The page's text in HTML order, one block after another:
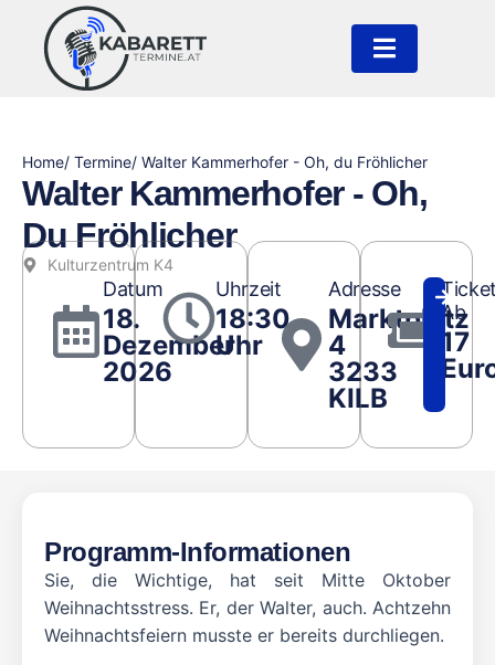
Home/ Termine/ Walter Kammerhofer - Oh, du Fröhlicher
Walter Kammerhofer - Oh,
Du Fröhlicher
Kulturzentrum K4
Datum
18.
Dezember
2026
Uhrzeit
18:30
Uhr
Adresse
Marktplatz
4
3233
KILB
Ab
17
Programm-Informationen
Sie, die Wichtige, hat seit Mitte Oktober
Weihnachtsstress. Er, der Walter, auch. Achtzehn
Weihnachtsfeiern musste er bereits durchliegen.